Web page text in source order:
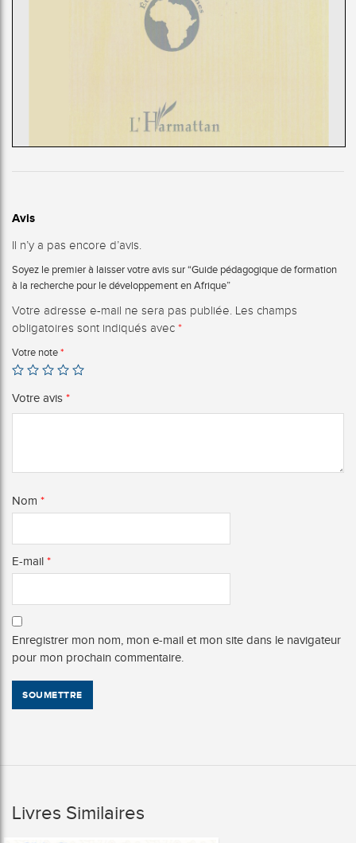
Avis
Il n’y a pas encore d’avis.
Soyez le premier à laisser votre avis sur “Guide pédagogique de formation
à la recherche pour le développement en Afrique”
Votre adresse e-mail ne sera pas publiée. Les champs
obligatoires sont indiqués avec *
Votre note *
Votre avis *
Nom *
E-mail *
Enregistrer mon nom, mon e-mail et mon site dans le navigateur
pour mon prochain commentaire.
Livres Similaires